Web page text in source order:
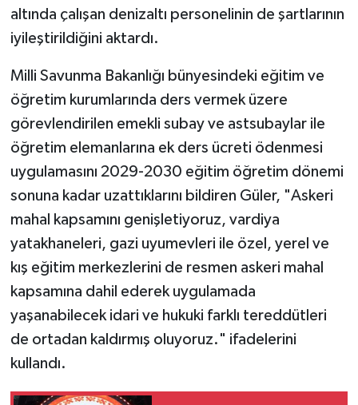
altında çalışan denizaltı personelinin de şartlarının
iyileştirildiğini aktardı.
Milli Savunma Bakanlığı bünyesindeki eğitim ve
öğretim kurumlarında ders vermek üzere
görevlendirilen emekli subay ve astsubaylar ile
öğretim elemanlarına ek ders ücreti ödenmesi
uygulamasını 2029-2030 eğitim öğretim dönemi
sonuna kadar uzattıklarını bildiren Güler, "Askeri
mahal kapsamını genişletiyoruz, vardiya
yatakhaneleri, gazi uyumevleri ile özel, yerel ve
kış eğitim merkezlerini de resmen askeri mahal
kapsamına dahil ederek uygulamada
yaşanabilecek idari ve hukuki farklı tereddütleri
de ortadan kaldırmış oluyoruz." ifadelerini
kullandı.